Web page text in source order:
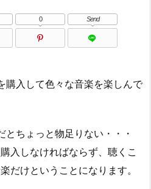
0 Send
入して色々な音楽を楽しんで
ちょっと物足りない・・・
入しなければならず、聴くこ
だけということになります。